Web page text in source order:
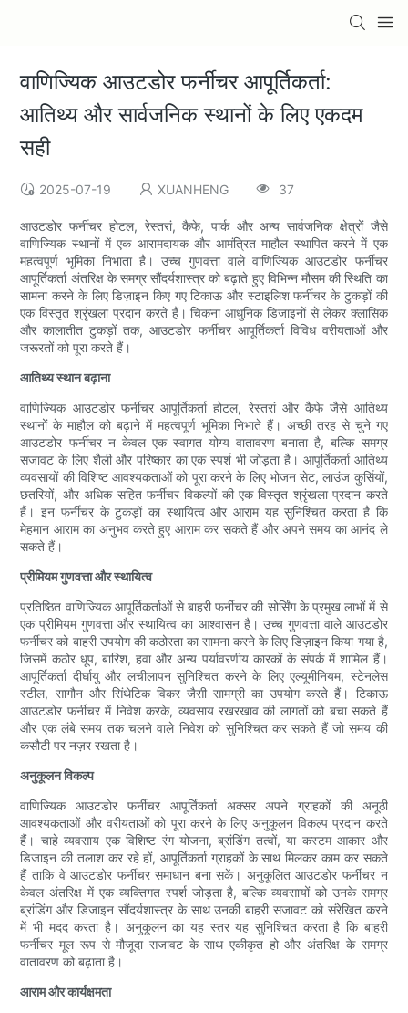
वाणिज्यिक आउटडोर फर्नीचर आपूर्तिकर्ता:
आतिथ्य और सार्वजनिक स्थानों के लिए एकदम
सही
2025-07-19 XUANHENG 37
आउटडोर फर्नीचर होटल, रेस्तरां, कैफे, पार्क और अन्य सार्वजनिक क्षेत्रों जैसे
वाणिज्यिक स्थानों में एक आरामदायक और आमंत्रित माहौल स्थापित करने में एक
महत्वपूर्ण भूमिका निभाता है। उच्च गुणवत्ता वाले वाणिज्यिक आउटडोर फर्नीचर
आपूर्तिकर्ता अंतरिक्ष के समग्र सौंदर्यशास्त्र को बढ़ाते हुए विभिन्न मौसम की स्थिति का
सामना करने के लिए डिज़ाइन किए गए टिकाऊ और स्टाइलिश फर्नीचर के टुकड़ों की
एक विस्तृत श्रृंखला प्रदान करते हैं। चिकना आधुनिक डिजाइनों से लेकर क्लासिक
और कालातीत टुकड़ों तक, आउटडोर फर्नीचर आपूर्तिकर्ता विविध वरीयताओं और
जरूरतों को पूरा करते हैं।
आतिथ्य स्थान बढ़ाना
वाणिज्यिक आउटडोर फर्नीचर आपूर्तिकर्ता होटल, रेस्तरां और कैफे जैसे आतिथ्य
स्थानों के माहौल को बढ़ाने में महत्वपूर्ण भूमिका निभाते हैं। अच्छी तरह से चुने गए
आउटडोर फर्नीचर न केवल एक स्वागत योग्य वातावरण बनाता है, बल्कि समग्र
सजावट के लिए शैली और परिष्कार का एक स्पर्श भी जोड़ता है। आपूर्तिकर्ता आतिथ्य
व्यवसायों की विशिष्ट आवश्यकताओं को पूरा करने के लिए भोजन सेट, लाउंज कुर्सियों,
छतरियों, और अधिक सहित फर्नीचर विकल्पों की एक विस्तृत श्रृंखला प्रदान करते
हैं। इन फर्नीचर के टुकड़ों का स्थायित्व और आराम यह सुनिश्चित करता है कि
मेहमान आराम का अनुभव करते हुए आराम कर सकते हैं और अपने समय का आनंद ले
सकते हैं।
प्रीमियम गुणवत्ता और स्थायित्व
प्रतिष्ठित वाणिज्यिक आपूर्तिकर्ताओं से बाहरी फर्नीचर की सोर्सिंग के प्रमुख लाभों में से
एक प्रीमियम गुणवत्ता और स्थायित्व का आश्वासन है। उच्च गुणवत्ता वाले आउटडोर
फर्नीचर को बाहरी उपयोग की कठोरता का सामना करने के लिए डिज़ाइन किया गया है,
जिसमें कठोर धूप, बारिश, हवा और अन्य पर्यावरणीय कारकों के संपर्क में शामिल हैं।
आपूर्तिकर्ता दीर्घायु और लचीलापन सुनिश्चित करने के लिए एल्यूमीनियम, स्टेनलेस
स्टील, सागौन और सिंथेटिक विकर जैसी सामग्री का उपयोग करते हैं। टिकाऊ
आउटडोर फर्नीचर में निवेश करके, व्यवसाय रखरखाव की लागतों को बचा सकते हैं
और एक लंबे समय तक चलने वाले निवेश को सुनिश्चित कर सकते हैं जो समय की
कसौटी पर नज़र रखता है।
अनुकूलन विकल्प
वाणिज्यिक आउटडोर फर्नीचर आपूर्तिकर्ता अक्सर अपने ग्राहकों की अनूठी
आवश्यकताओं और वरीयताओं को पूरा करने के लिए अनुकूलन विकल्प प्रदान करते
हैं। चाहे व्यवसाय एक विशिष्ट रंग योजना, ब्रांडिंग तत्वों, या कस्टम आकार और
डिजाइन की तलाश कर रहे हों, आपूर्तिकर्ता ग्राहकों के साथ मिलकर काम कर सकते
हैं ताकि वे आउटडोर फर्नीचर समाधान बना सकें। अनुकूलित आउटडोर फर्नीचर न
केवल अंतरिक्ष में एक व्यक्तिगत स्पर्श जोड़ता है, बल्कि व्यवसायों को उनके समग्र
ब्रांडिंग और डिजाइन सौंदर्यशास्त्र के साथ उनकी बाहरी सजावट को संरेखित करने
में भी मदद करता है। अनुकूलन का यह स्तर यह सुनिश्चित करता है कि बाहरी
फर्नीचर मूल रूप से मौजूदा सजावट के साथ एकीकृत हो और अंतरिक्ष के समग्र
वातावरण को बढ़ाता है।
आराम और कार्यक्षमता